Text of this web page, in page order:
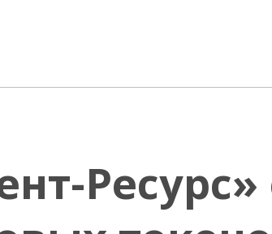
Ресурс»